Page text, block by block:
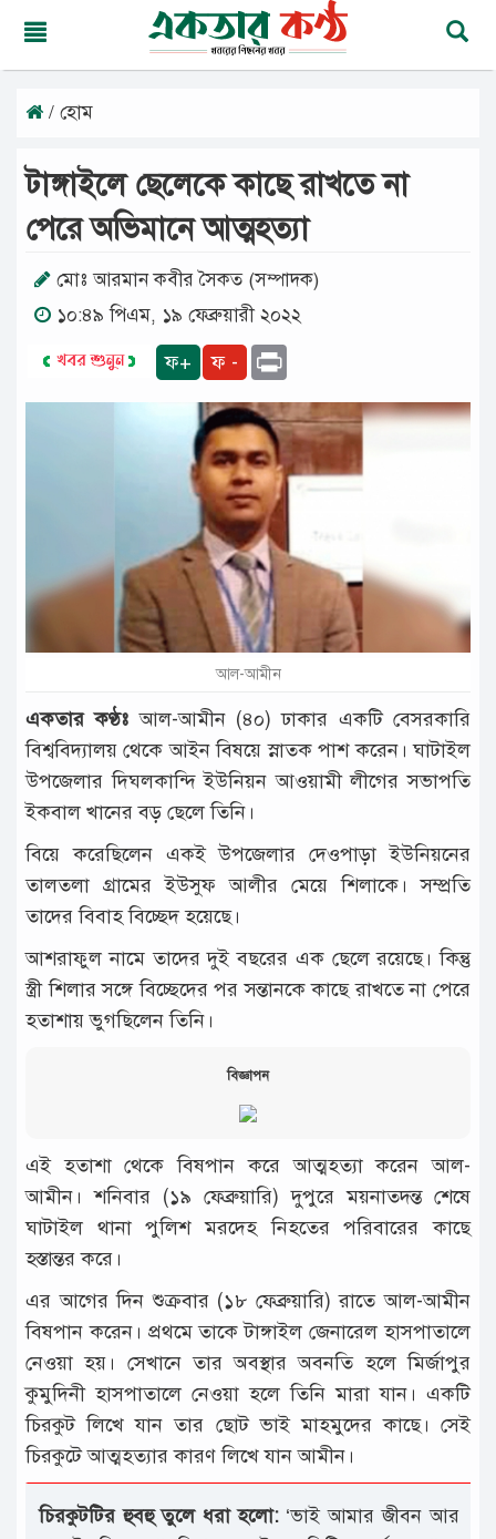
রবিবার,
অগাস্ট
২০২৬
শ্রাবণ
বঙ্গাব্দ
মূলপাতা
জাতীয়
রাজনীতি
অপরাধ
বিনোদন
খেলাধুলা
চাকরি
লাইফ
স্টাইল
/ হোম
টাঙ্গাইলে ছেলেকে কাছে রাখতে না
পেরে অভিমানে আত্মহত্যা
মোঃ আরমান কবীর সৈকত (সম্পাদক)
১০:৪৯ পিএম, ১৯ ফেব্রুয়ারী ২০২২
ফ+ ফ -
আল-আমীন
একতার কণ্ঠঃ আল-আমীন (৪০) ঢাকার একটি বেসরকারি
বিশ্ববিদ্যালয় থেকে আইন বিষয়ে স্নাতক পাশ করেন। ঘাটাইল
উপজেলার দিঘলকান্দি ইউনিয়ন আওয়ামী লীগের সভাপতি
ইকবাল খানের বড় ছেলে তিনি।
বিয়ে করেছিলেন একই উপজেলার দেওপাড়া ইউনিয়নের
তালতলা গ্রামের ইউসুফ আলীর মেয়ে শিলাকে। সম্প্রতি
তাদের বিবাহ বিচ্ছেদ হয়েছে।
আশরাফুল নামে তাদের দুই বছরের এক ছেলে রয়েছে। কিন্তু
স্ত্রী শিলার সঙ্গে বিচ্ছেদের পর সন্তানকে কাছে রাখতে না পেরে
হতাশায় ভুগছিলেন তিনি।
বিজ্ঞাপন
এই হতাশা থেকে বিষপান করে আত্মহত্যা করেন আল-
আমীন। শনিবার (১৯ ফেব্রুয়ারি) দুপুরে ময়নাতদন্ত শেষে
ঘাটাইল থানা পুলিশ মরদেহ নিহতের পরিবারের কাছে
হস্তান্তর করে।
এর আগের দিন শুক্রবার (১৮ ফেব্রুয়ারি) রাতে আল-আমীন
বিষপান করেন। প্রথমে তাকে টাঙ্গাইল জেনারেল হাসপাতালে
নেওয়া হয়। সেখানে তার অবস্থার অবনতি হলে মির্জাপুর
কুমুদিনী হাসপাতালে নেওয়া হলে তিনি মারা যান। একটি
চিরকুট লিখে যান তার ছোট ভাই মাহমুদের কাছে। সেই
চিরকুটে আত্মহত্যার কারণ লিখে যান আমীন।
চিরকুটটির হুবহু তুলে ধরা হলো:‘ভাই আমার জীবন আর